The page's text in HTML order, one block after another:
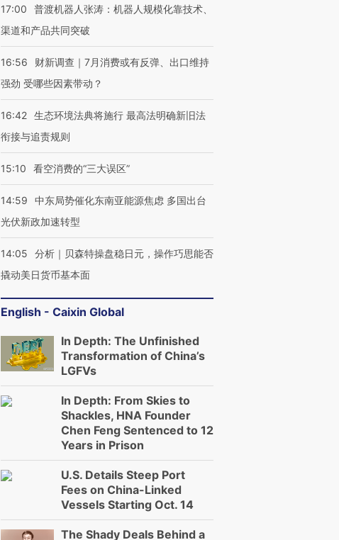
17:00
普渡机器人张涛：机器人规模化靠技术、
渠道和产品共同突破
16:56
财新调查｜7月消费或有反弹、出口维持
强劲 受哪些因素带动？
16:42 生态环境法典将施行 最高法明确新旧法
衔接与追责规则
15:10 看空消费的“三大误区”
14:59
中东局势催化东南亚能源焦虑 多国出台
光伏新政加速转型
14:05
分析｜贝森特操盘稳日元，操作巧思能否
撬动美日货币基本面
English - Caixin Global
In Depth: The Unfinished
Transformation of China’s
LGFVs
In Depth: From Skies to
Shackles, HNA Founder
Chen Feng Sentenced to 12
Years in Prison
U.S. Details Steep Port
Fees on China-Linked
Vessels Starting Oct. 14
The Shady Deals Behind a